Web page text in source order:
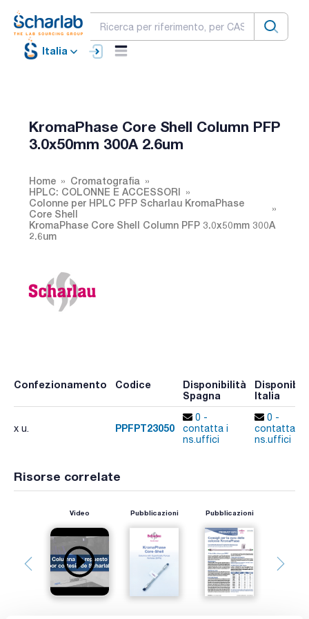
Italia
KromaPhase Core Shell Column PFP
3.0x50mm 300A 2.6um
Home
Cromatografia
HPLC: COLONNE E ACCESSORI
Colonne per HPLC PFP Scharlau KromaPhase
Core Shell
KromaPhase Core Shell Column PFP 3.0x50mm 300A
2.6um
Confezionamento Codice
Disponibilità
Spagna
Italia
x u. PPFPT23050
0 -
contatta i
ns.uffici
0 -
contatta i
ns.uffici
Risorse correlate
Video Pubblicazioni Pubblicazioni